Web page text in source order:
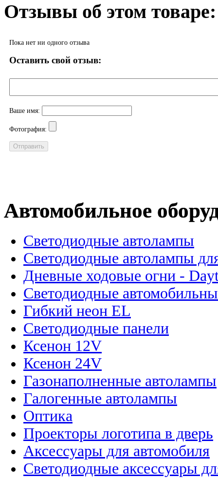
Отзывы об этом товаре:
Пока нет ни одного отзыва
Оставить свой отзыв:
Ваше имя:
Фотография:
Автомобильное
Светодиодные автолампы
Светодиодные автолампы
Дневные ходовые огни -
Светодиодные
Гибкий неон EL
Светодиодные панели
Ксенон 12V
Ксенон 24V
Газонаполненные автолампы
Галогенные автолампы
Оптика
Проекторы логотипа в дверь
Аксессуары для автомобиля
Светодиодные аксессуары